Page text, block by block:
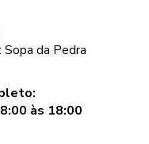
Sopa da Pedra
às 18:00